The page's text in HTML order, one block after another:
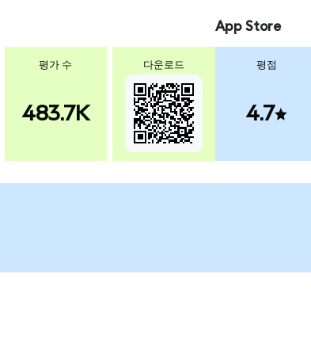
평가 수
483.7K
다운로드
App Store
평점
4.7